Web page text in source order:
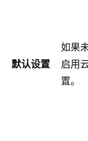
默认设置
如果
启用
置。